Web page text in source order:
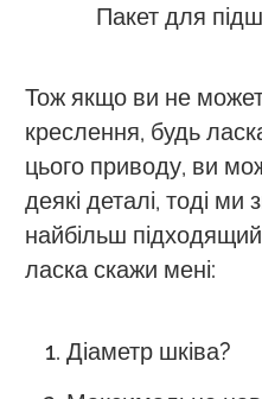
Пакет для
Тож якщо ви не
креслення, будь
цього приводу, ви
деякі деталі, тоді
найбільш
ласка скажи мені:
Діаметр шківа?